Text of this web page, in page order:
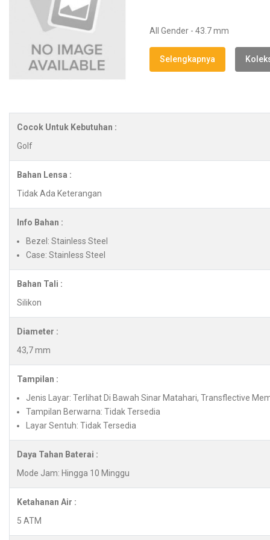
All Gender - 43.7 mm
Selengkapnya
Cocok Untuk Kebutuhan :
Golf
Bahan Lensa :
Tidak Ada Keterangan
Info Bahan :
Bezel: Stainless Steel
Case: Stainless Steel
Bahan Tali :
Silikon
Diameter :
43,7 mm
Tampilan :
Jenis Layar: Terlihat Di Bawah Sinar Matahari, Transflective
Tampilan Berwarna: Tidak Tersedia
Layar Sentuh: Tidak Tersedia
Daya Tahan Baterai :
Mode Jam: Hingga 10 Minggu
Ketahanan Air :
5 ATM